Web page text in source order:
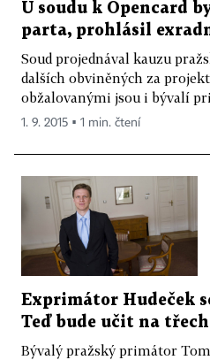
U soudu k Opencard
parta, prohlásil
Soud projednával kauzu
dalších obviněných za
obžalovanými jsou i bývalí
1. 9. 2015 ▪ 1 min. čtení
Exprimátor Hudeček
Teď bude učit na
Bývalý pražský primátor